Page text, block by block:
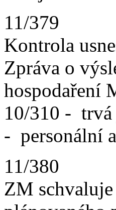
11/379
Kontrola
Zpráva o
hospodaření
10/310 - trvá
- personální
11/380
ZM